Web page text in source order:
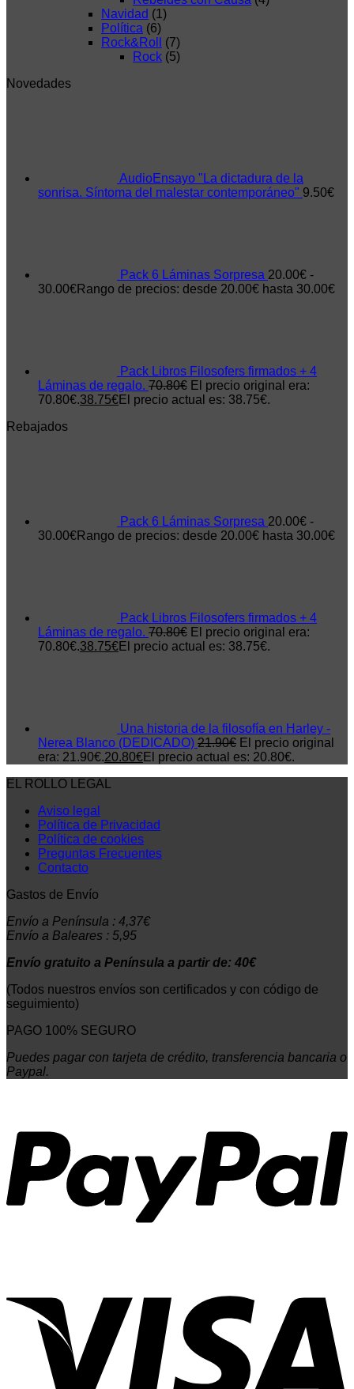
Navidad (1)
Política (6)
Rock&Roll
(7)
Rock (5)
Novedades
AudioEnsayo "La dictadura de la
sonrisa. Síntoma del malestar contemporáneo" 9.50€
Pack 6 Láminas Sorpresa 20.00€ -
30.00€Rango de precios: desde 20.00€ hasta 30.00€
Pack Libros Filosofers firmados + 4
Láminas de regalo. 70.80€ El precio original era:
70.80€.38.75€El precio actual es: 38.75€.
Rebajados
Pack 6 Láminas Sorpresa 20.00€ -
30.00€Rango de precios: desde 20.00€ hasta 30.00€
Pack Libros Filosofers firmados + 4
Láminas de regalo. 70.80€ El precio original era:
70.80€.38.75€El precio actual es: 38.75€.
Una historia de la filosofía en Harley -
Nerea Blanco (DEDICADO) 21.90€ El precio original
era: 21.90€.20.80€El precio actual es: 20.80€.
EL ROLLO LEGAL
Aviso legal
Política de Privacidad
Política de cookies
Preguntas Frecuentes
Contacto
Gastos de Envío
Envío a Península : 4,37€
Envío a Baleares : 5,95
Envío gratuito a Península a partir de: 40€
(Todos nuestros envíos son certificados y con código de
seguimiento)
PAGO 100% SEGURO
Puedes pagar con tarjeta de crédito, transferencia bancaria o
Paypal.